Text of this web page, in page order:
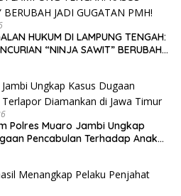
HUKUM DI LAMPUNG TENGAH:
“NINJA SAWIT” BERUBAH
Polres Muaro Jambi Ungkap
Pencabulan Terhadap Anak